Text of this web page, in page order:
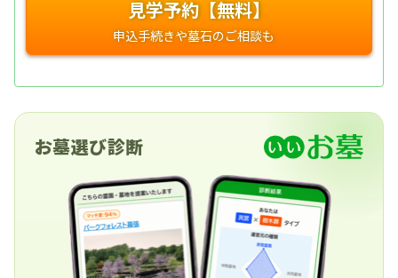
見学予約【無料】
お墓選び診断